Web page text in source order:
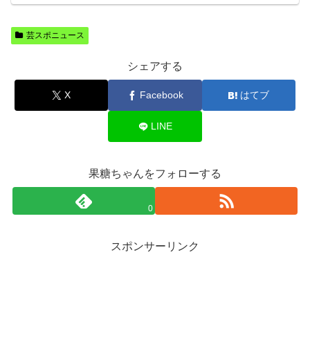
芸スポニュース
シェアする
X Facebook はてブ
LINE
果糖ちゃんをフォローする
0
スポンサーリンク